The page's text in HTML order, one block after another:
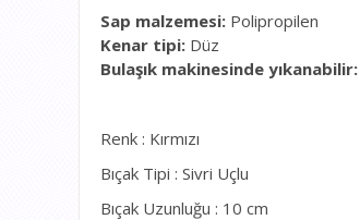
Sap malzemesi: Polipropilen
Kenar tipi: Düz
Bulaşık makinesinde yıkanabilir:
Renk : Kırmızı
Bıçak Tipi : Sivri Uçlu
Bıçak Uzunluğu : 10 cm